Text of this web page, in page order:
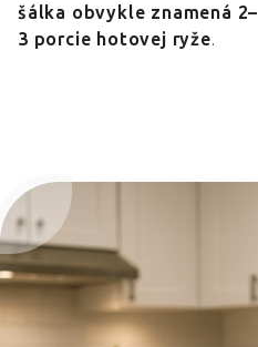
šálka obvykle znamená 2–
3 porcie hotovej ryže.